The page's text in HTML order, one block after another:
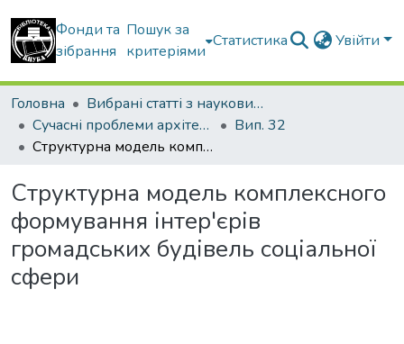
Фонди та
зібрання
Пошук за
критеріями
Статистика Увійти
Головна
Вибрані статті з наукових збірників КНУБА
Сучасні проблеми архітектури та містобудування
Вип. 32
Структурна модель комплексного формування інтер'єрів громадських будівель соціальної сфери
Структурна модель комплексного
формування інтер'єрів
громадських будівель соціальної
сфери